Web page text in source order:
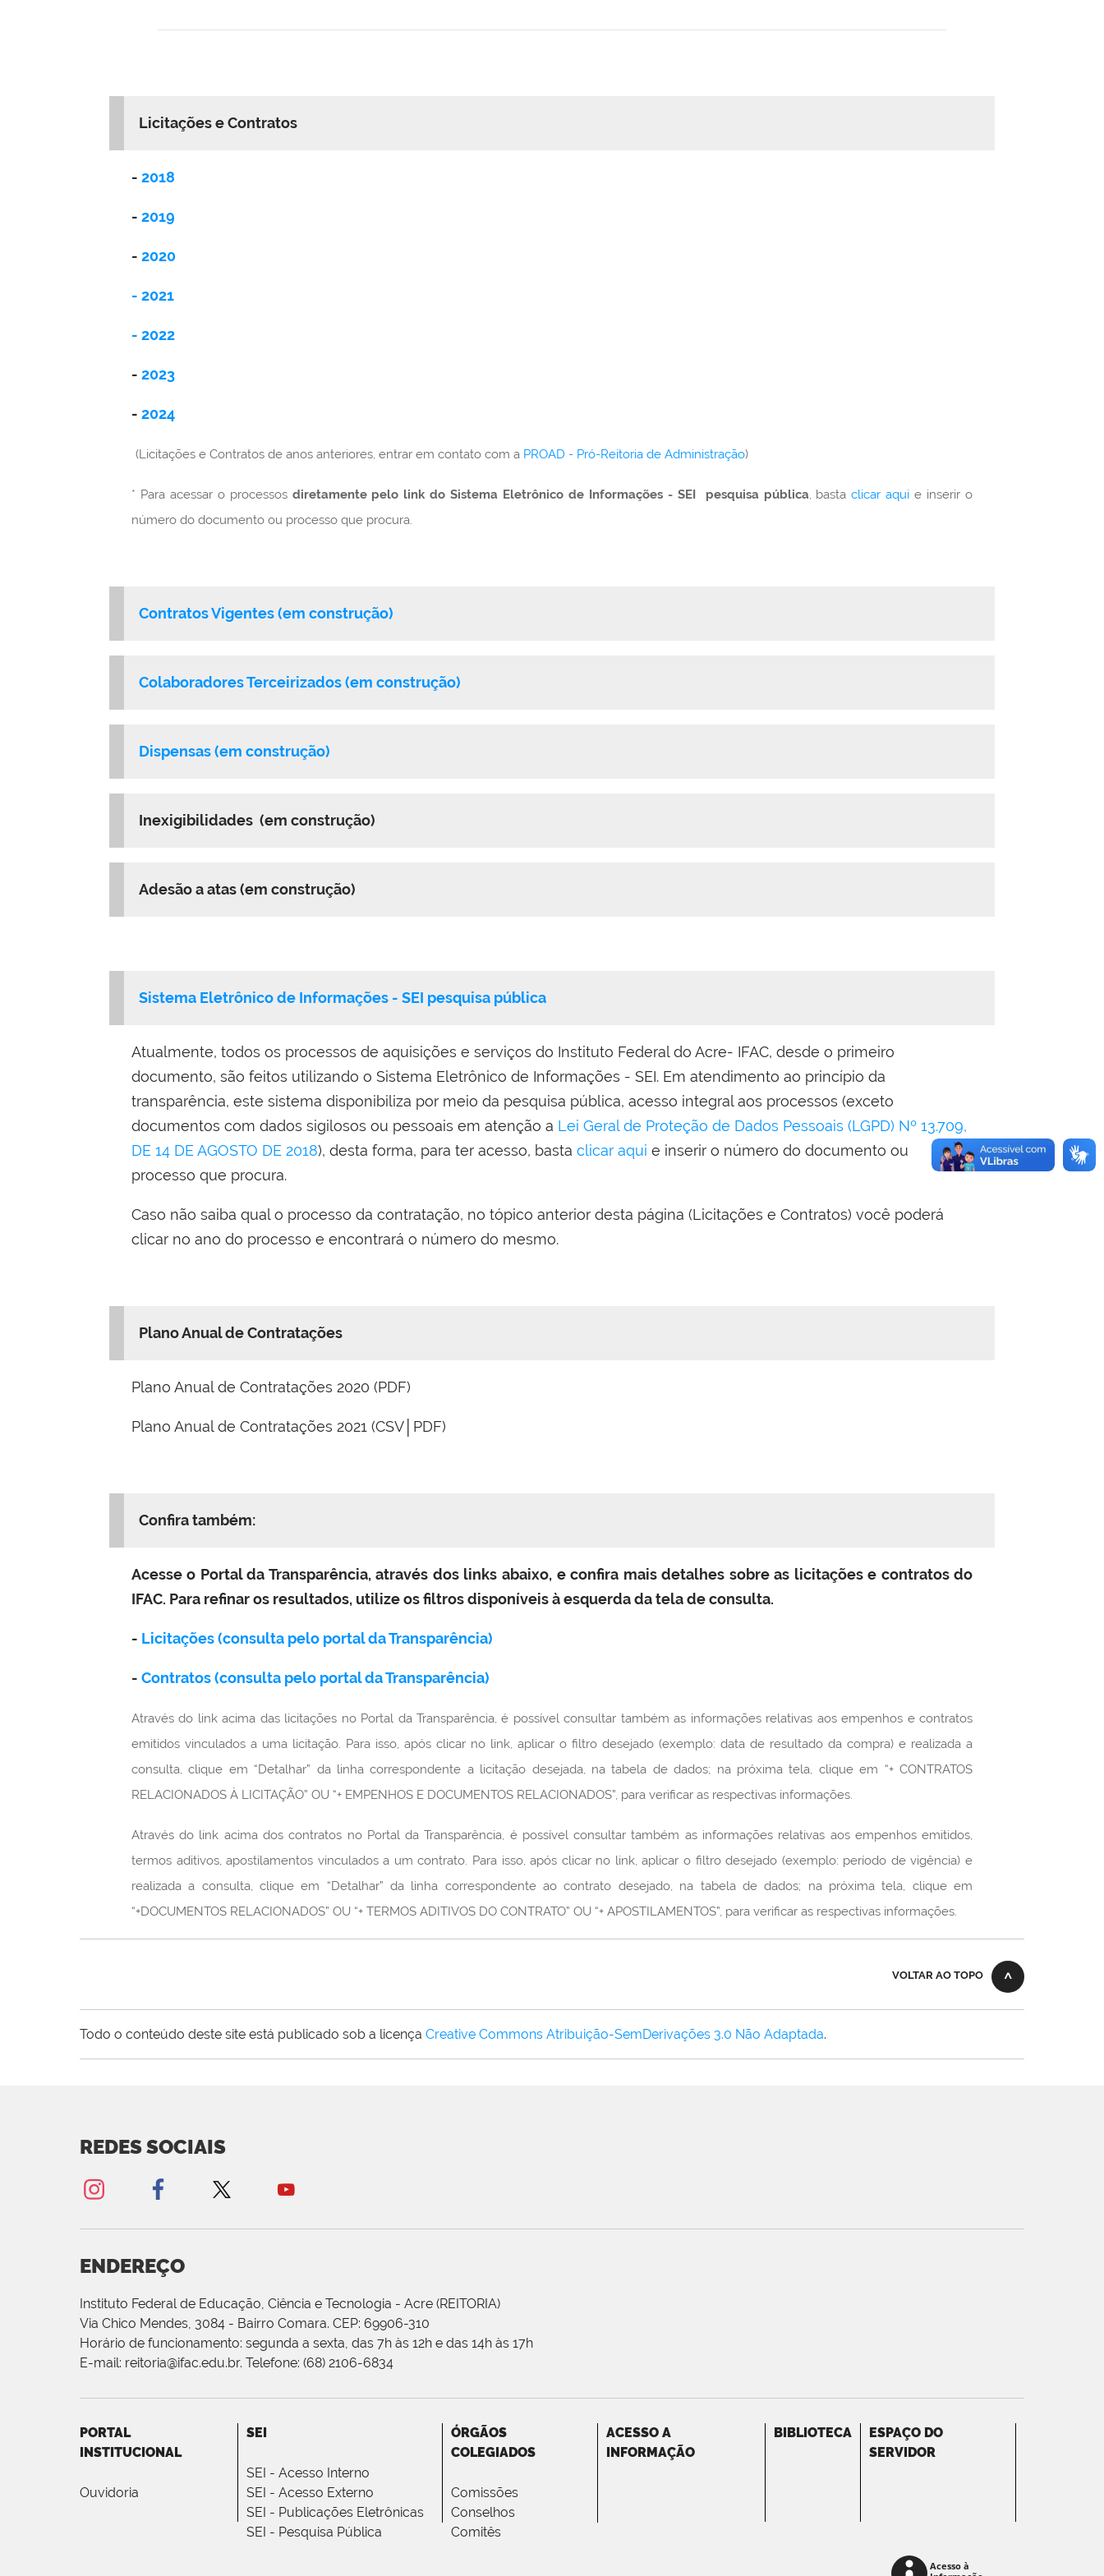
Licitações e Contratos
- 2018
- 2019
- 2020
- 2021
- 2022
- 2023
- 2024
(Licitações e Contratos de anos anteriores, entrar em contato com a PROAD - Pró-Reitoria de Administração)
* Para acessar o processos diretamente pelo link do Sistema Eletrônico de Informações - SEI pesquisa pública, bastaclicar aqui e inserir o
número do documento ou processo que procura.
Contratos Vigentes(em construção)
Colaboradores Terceirizados(em construção)
Dispensas(em construção)
Inexigibilidades (em construção)
Adesão a atas (em construção)
Sistema Eletrônico de Informações - SEI pesquisa pública
Atualmente, todos os processos de aquisições e serviços do Instituto Federal do Acre- IFAC, desde o primeiro
documento, são feitos utilizando o Sistema Eletrônico de Informações - SEI. Em atendimento ao princípio da
transparência, este sistema disponibiliza por meio da pesquisa pública, acesso integral aos processos (exceto
documentos com dados sigilosos ou pessoais em atenção a Lei Geral de Proteção de Dados Pessoais (LGPD) Nº 13.709,
DE 14 DE AGOSTO DE 2018), desta forma, para ter acesso, basta clicar aqui e inserir o número do documento ou
processo que procura.
Caso não saiba qual o processo da contratação, no tópico anterior desta página (Licitações e Contratos) você poderá
clicar no ano do processo e encontrará o número do mesmo.
Plano Anual de Contratações
Plano Anual de Contratações 2020 (PDF)
Plano Anual de Contratações 2021 (CSV│PDF)
Confira também:
Acesse o Portal da Transparência, através dos links abaixo, e confira mais detalhes sobre as licitações e contratos do
IFAC. Para refinar os resultados, utilize os filtros disponíveis à esquerda da tela de consulta.
- Licitações (consulta pelo portal da Transparência)
- Contratos (consulta pelo portal da Transparência)
Através do link acima das licitações no Portal da Transparência, é possível consultar também as informações relativas aos empenhos e contratos
emitidos vinculados a uma licitação. Para isso, após clicar no link, aplicar o filtro desejado (exemplo: data de resultado da compra) e realizada a
consulta, clique em “Detalhar” da linha correspondente a licitação desejada, na tabela de dados; na próxima tela, clique em “+ CONTRATOS
RELACIONADOS À LICITAÇÃO” OU “+ EMPENHOS E DOCUMENTOS RELACIONADOS”, para verificar as respectivas informações.
Através do link acima dos contratos no Portal da Transparência, é possível consultar também as informações relativas aos empenhos emitidos,
termos aditivos, apostilamentos vinculados a um contrato. Para isso, após clicar no link, aplicar o filtro desejado (exemplo: período de vigência) e
realizada a consulta, clique em “Detalhar” da linha correspondente ao contrato desejado, na tabela de dados; na próxima tela, clique em
“+DOCUMENTOS RELACIONADOS” OU “+ TERMOS ADITIVOS DO CONTRATO” OU “+ APOSTILAMENTOS”, para verificar as respectivas informações.
VOLTAR AO TOPO
Todo o conteúdo deste site está publicado sob a licença Creative Commons Atribuição-SemDerivações 3.0 Não Adaptada.
REDES SOCIAIS
ENDEREÇO
Instituto Federal de Educação, Ciência e Tecnologia - Acre (REITORIA)
Via Chico Mendes, 3084 - Bairro Comara. CEP: 69906-310
Horário de funcionamento: segunda a sexta, das 7h às 12h e das 14h às 17h
E-mail: reitoria@ifac.edu.br. Telefone: (68) 2106-6834
PORTAL
INSTITUCIONAL
Ouvidoria
SEI
SEI - Acesso Interno
SEI - Acesso Externo
SEI - Publicações Eletrônicas
SEI - Pesquisa Pública
ÓRGÃOS
COLEGIADOS
Comissões
Conselhos
Comitês
ACESSO A
INFORMAÇÃO
BIBLIOTECA
ESPAÇO DO
SERVIDOR